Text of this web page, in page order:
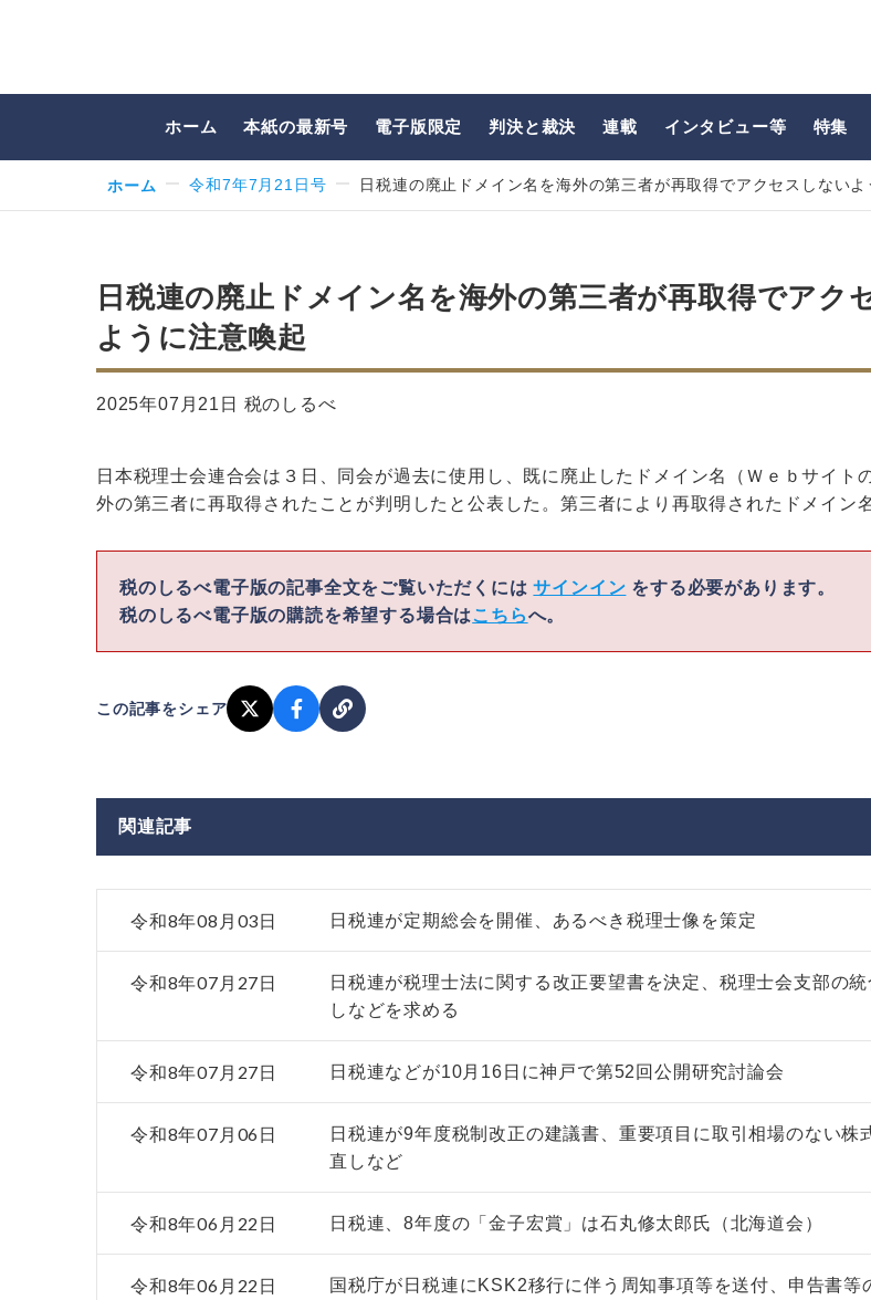
ホーム 本紙の最新号 電子版限定 判決と裁決 連載 インタビュー等 特集
ホーム 令和7年7月21日号 日税連の廃止ドメイン名を海外の第三者が再取得でアクセスしないよ
日税連の廃止ドメイン名を海外の第三者が再取得でアク
ように注意喚起
2025年07月21日 税のしるべ
日本税理士会連合会は３日、同会が過去に使用し、既に廃止したドメイン名（Ｗｅｂサイト
外の第三者に再取得されたことが判明したと公表した。第三者により再取得されたドメイ
税のしるべ電子版の記事全文をご覧いただくにはサインイン をする必要があります。
税のしるべ電子版の購読を希望する場合は こちらへ。
この記事をシェア
関連記事
令和8年08月03日 日税連が定期総会を開催、あるべき税理士像を策定
令和8年07月27日
日税連が税理士法に関する改正要望書を決定、税理士会支部の
しなどを求める
令和8年07月27日 日税連などが10月16日に神戸で第52回公開研究討論会
令和8年07月06日
日税連が9年度税制改正の建議書、重要項目に取引相場のない株
直しなど
令和8年06月22日 日税連、8年度の「金子宏賞」は石丸修太郎氏（北海道会）
令和8年06月22日
国税庁が日税連にKSK2移行に伴う周知事項等を送付、申告書等